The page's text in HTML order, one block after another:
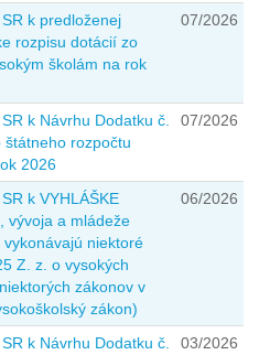
k predloženej
rozpisu dotácií zo
školám na rok
07/2026
k Návrhu Dodatku č.
rozpočtu
2026
07/2026
k VYHLÁŠKE
vývoja a mládeže
niektoré
Z. z. o vysokých
zákonov v
zákon)
06/2026
k Návrhu Dodatku č.
03/2026